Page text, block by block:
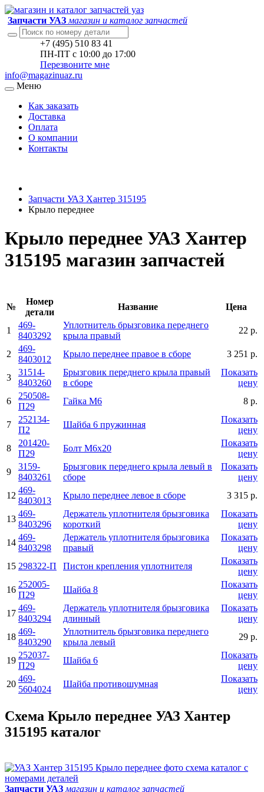
Запчасти УАЗ магазин и каталог запчастей
+7 (495) 510 83 41
ПН-ПТ с 10:00 до 17:00
Перезвоните мне
info@magazinuaz.ru
Меню
Как заказать
Доставка
Оплата
О компании
Контакты
Запчасти УАЗ Хантер 315195
Крыло переднее
Крыло переднее УАЗ Хантер
315195 магазин запчастей
№
Номер
детали
Название Цена
1
469-
8403292
Уплотнитель брызговика переднего
крыла правый
22 р.
2
469-
8403012
Крыло переднее правое в сборе 3 251 р.
3
31514-
8403260
Брызговик переднего крыла правый
в сборе
Показать
цену
6
250508-
П29
Гайка М6 8 р.
7
252134-
П2
Шайба 6 пружинная
Показать
цену
8
201420-
П29
Болт М6х20
Показать
цену
9
3159-
8403261
Брызговик переднего крыла левый в
сборе
Показать
цену
12
469-
8403013
Крыло переднее левое в сборе 3 315 р.
13
469-
8403296
Держатель уплотнителя брызговика
короткий
Показать
цену
14
469-
8403298
Держатель уплотнителя брызговика
правый
Показать
цену
15 298322-П Пистон крепления уплотнителя
Показать
цену
16
252005-
П29
Шайба 8
Показать
цену
17
469-
8403294
Держатель уплотнителя брызговика
длинный
Показать
цену
18
469-
8403290
Уплотнитель брызговика переднего
крыла левый
29 р.
19
252037-
П29
Шайба 6
Показать
цену
20
469-
5604024
Шайба противошумная
Показать
цену
Схема Крыло переднее УАЗ Хантер
315195 каталог
Запчасти УАЗ магазин и каталог запчастей